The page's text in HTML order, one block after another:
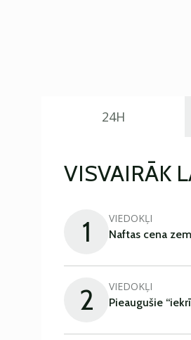
24H
VISVAIRĀK
1 VIEDOKĻI
Naftas cena
2 VIEDOKĻI
Pieaugušie